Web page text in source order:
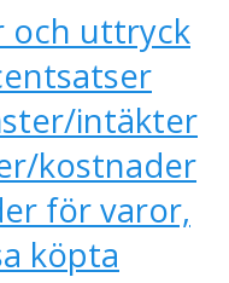
och uttryck
intäkter
kostnader
för varor,
köpta